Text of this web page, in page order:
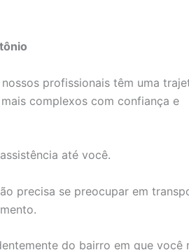
profissionais têm uma
complexos com confiança e
até você.
precisa se preocupar em
do bairro em que você